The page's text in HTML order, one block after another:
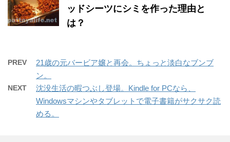
ッドシーツにシミを作った理由と
は？
PREV
21歳の元バービア嬢と再会。ちょっと淡白なブンブ
ン。
NEXT
沈没生活の暇つぶし登場。Kindle for PCなら、
Windowsマシンやタブレットで電子書籍がサクサク読
める。